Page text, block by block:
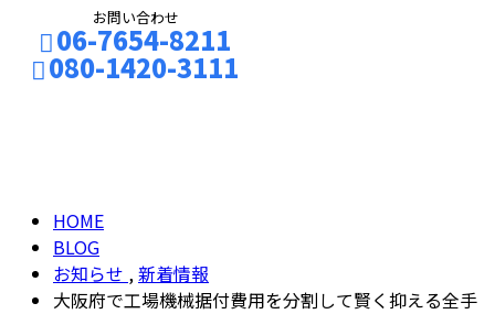
お問い合わせ
06-7654-8211
080-1420-3111
HOME
BLOG
お知らせ ,新着情報
大阪府で工場機械据付費用を分割して賢く抑える全手